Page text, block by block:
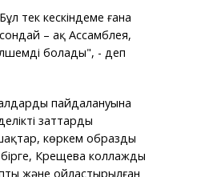
тек кескіндеме ғана
– ақ Ассамблея,
болады", - деп
пайдалануына
заттардың
көркем образдың
Крещева коллаждың
және ойластырылған